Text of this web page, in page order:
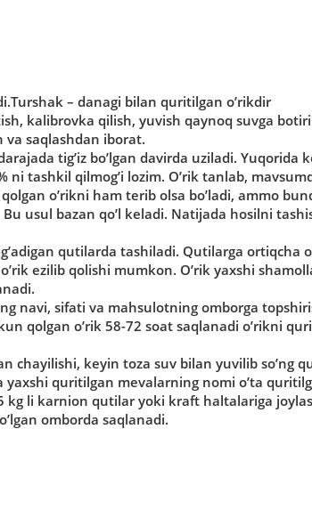
– danagi bilan quritilgan o’rikdir
kalibrovka qilish, yuvish qaynoq suvga
saqlashdan iborat.
tig’iz bo’lgan davirda uziladi. Yuqorida
tashkil qilmog’i lozim. O’rik tanlab,
o’rikni ham terib olsa bo’ladi, ammo
usul bazan qo’l keladi. Natijada hosilni
qutilarda tashiladi. Qutilarga ortiqcha
ezilib qolishi mumkon. O’rik yaxshi
navi, sifati va mahsulotning omborga
qolgan o’rik 58-72 soat saqlanadi o’rikni
chayilishi, keyin toza suv bilan yuvilib so’ng
quritilgan mevalarning nomi o’ta
kg li karnion qutilar yoki kraft haltalariga
omborda saqlanadi.